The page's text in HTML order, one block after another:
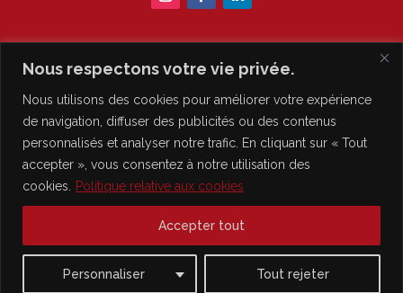
Nous respectons votre vie privée.
Nous utilisons des cookies pour améliorer votre expérience
de navigation, diffuser des publicités ou des contenus
personnalisés et analyser notre trafic. En cliquant sur « Tout
accepter », vous consentez à notre utilisation des
cookies.
Politique relative aux cookies
Personnaliser Tout rejeter
Accepter tout
ByLP Graphism’
2023 © Tous droits réservés